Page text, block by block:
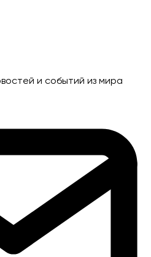
и событий из мира